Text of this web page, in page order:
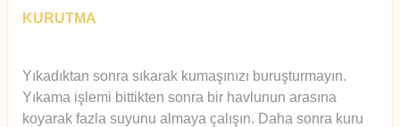
KURUTMA
Yıkadıktan sonra sıkarak kumaşınızı buruşturmayın.
Yıkama işlemi bittikten sonra bir havlunun arasına
koyarak fazla suyunu almaya çalışın. Daha sonra kuru